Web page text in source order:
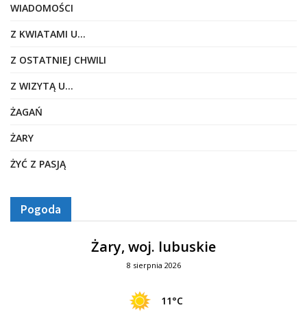
WIADOMOŚCI
Z KWIATAMI U…
Z OSTATNIEJ CHWILI
Z WIZYTĄ U…
ŻAGAŃ
ŻARY
ŻYĆ Z PASJĄ
Pogoda
Żary, woj. lubuskie
8 sierpnia 2026
11°C